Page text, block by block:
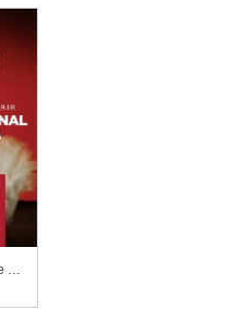
Ballet Nacional de España